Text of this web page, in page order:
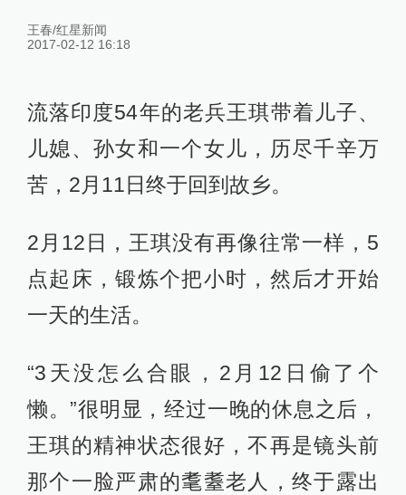
王春/红星新闻
2017-02-12 16:18
流落印度54年的老兵王琪带着儿子、
儿媳、孙女和一个女儿，历尽千辛万
苦，2月11日终于回到故乡。
2月12日，王琪没有再像往常一样，5
点起床，锻炼个把小时，然后才开始
一天的生活。
“3天没怎么合眼，2月12日偷了个
懒。”很明显，经过一晚的休息之后，
王琪的精神状态很好，不再是镜头前
那个一脸严肃的耄耋老人，终于露出